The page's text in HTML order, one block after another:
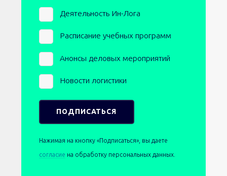
Newsletters
Деятельность Ин-Лога
Расписание учебных программ
Анонсы деловых мероприятий
Новости логистики
Нажимая на кнопку «Подписаться», вы даете
согласие на обработку персональных данных.